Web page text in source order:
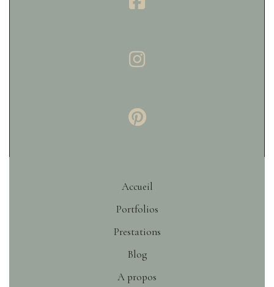
Accueil
Portfolios
Prestations
Blog
A propos